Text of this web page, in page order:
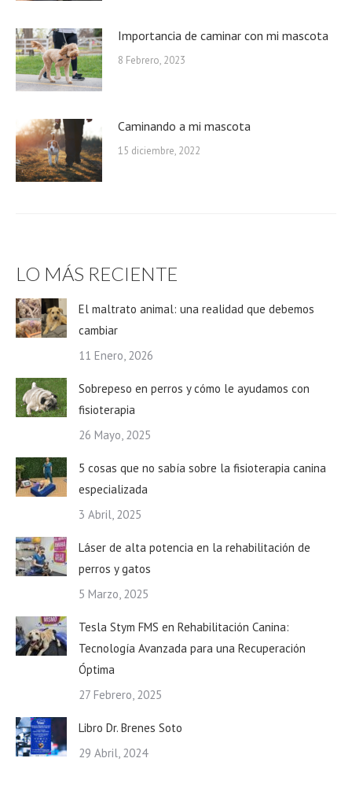
Importancia de caminar con mi mascota
8 Febrero, 2023
Caminando a mi mascota
15 diciembre, 2022
LO MÁS RECIENTE
El maltrato animal: una realidad que debemos
cambiar
11 Enero, 2026
Sobrepeso en perros y cómo le ayudamos con
fisioterapia
26 Mayo, 2025
5 cosas que no sabía sobre la fisioterapia canina
especializada
3 Abril, 2025
Láser de alta potencia en la rehabilitación de
perros y gatos
5 Marzo, 2025
Tesla Stym FMS en Rehabilitación Canina:
Tecnología Avanzada para una Recuperación
Óptima
27 Febrero, 2025
Libro Dr. Brenes Soto
29 Abril, 2024